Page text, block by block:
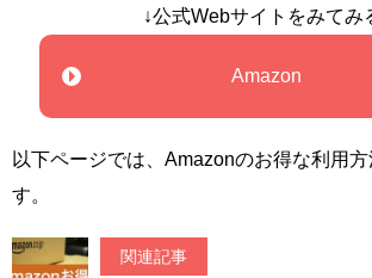
↓公式Webサイトをみてみ
Amazon
以下ページでは、Amazonのお得な利用
す。
関連記事